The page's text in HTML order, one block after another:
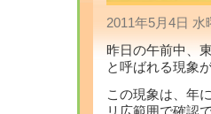
2011年5月4日 水
昨日の午前中、
と呼ばれる現象
この現象は、年